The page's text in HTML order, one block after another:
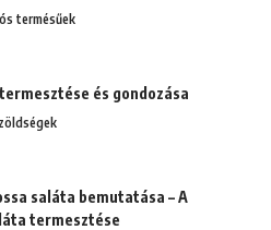
termésűek
és gondozása
saláta bemutatása – A
termesztése